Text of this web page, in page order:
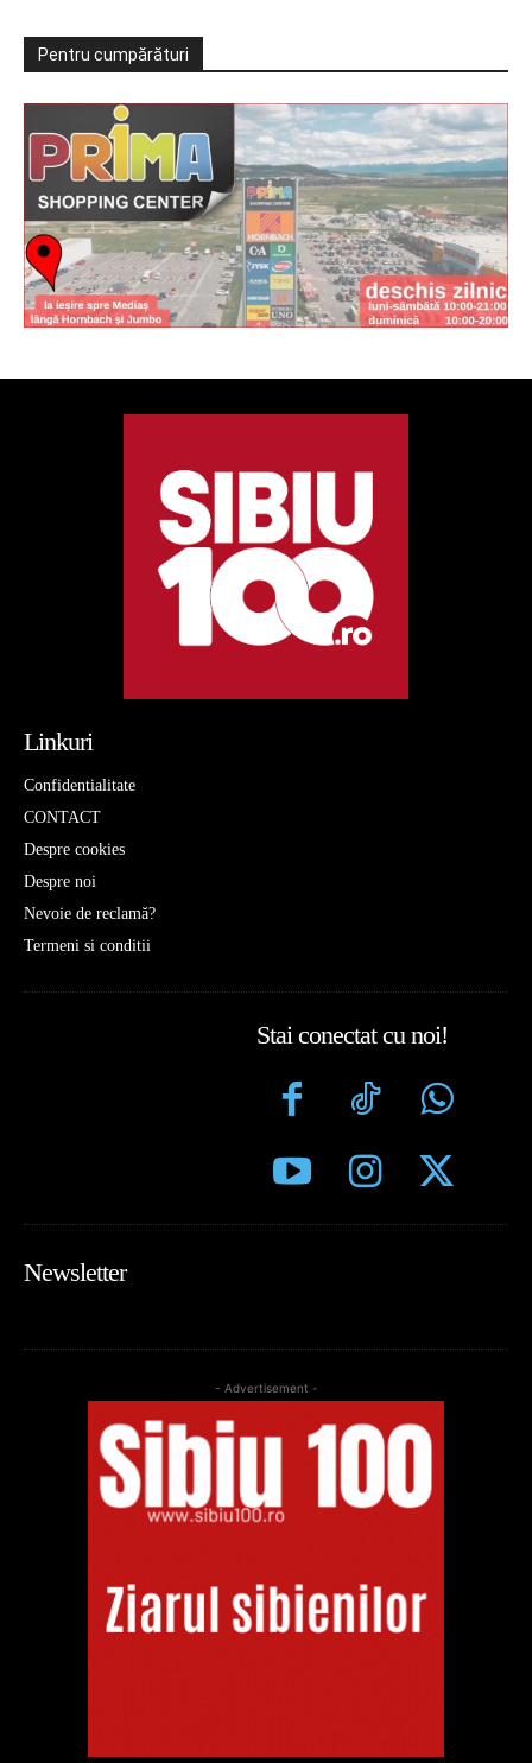
Pentru cumpărături
Linkuri
Confidentialitate
CONTACT
Despre cookies
Despre noi
Nevoie de reclamă?
Termeni si conditii
Stai conectat cu noi!
Newsletter
- Advertisement -